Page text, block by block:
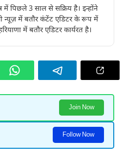
में पिछले 3 साल से सक्रिय है। इन्होंने
में बतौर कंटेंट एडिटर के रूप में
में बतौर एडिटर कार्यरत है।
Join Now
Follow Now